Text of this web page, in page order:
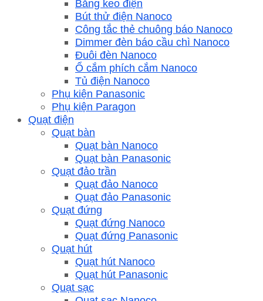
Băng keo điện
Bút thử điện Nanoco
Công tắc thẻ chuông báo Nanoco
Dimmer đèn báo cầu chì Nanoco
Đuôi đèn Nanoco
Ổ cắm phích cắm Nanoco
Tủ điện Nanoco
Phụ kiện Panasonic
Phụ kiện Paragon
Quạt điện
Quạt bàn
Quạt bàn Nanoco
Quạt bàn Panasonic
Quạt đảo trần
Quạt đảo Nanoco
Quạt đảo Panasonic
Quạt đứng
Quạt đứng Nanoco
Quạt đứng Panasonic
Quạt hút
Quạt hút Nanoco
Quạt hút Panasonic
Quạt sạc